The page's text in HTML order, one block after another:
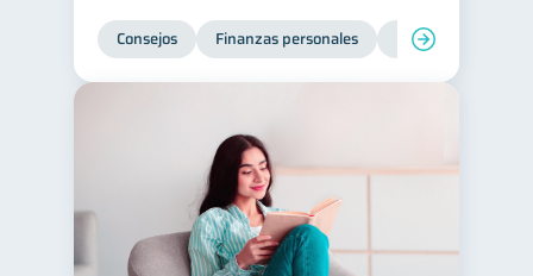
Consejos Finanzas personales Educación